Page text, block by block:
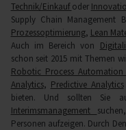
Technik/Einkaufoder
Supply Chain Management
Prozessoptimierung, Lean
Auch im Bereich von
schon seit 2015 mit Themen
Robotic Process Automation
Analytics, Predictive Analytics
bieten. Und sollten Sie
Interimsmanagement
Personen aufzeigen. Durch